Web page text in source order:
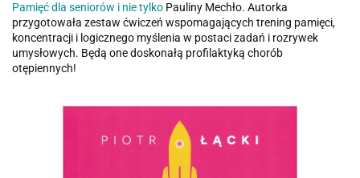
Pamięć dla seniorów i nie tylko Pauliny Mechło. Autorka
przygotowała zestaw ćwiczeń wspomagających trening pamięci,
koncentracji i logicznego myślenia w postaci zadań i rozrywek
umysłowych. Będą one doskonałą profilaktyką chorób
otępiennych!